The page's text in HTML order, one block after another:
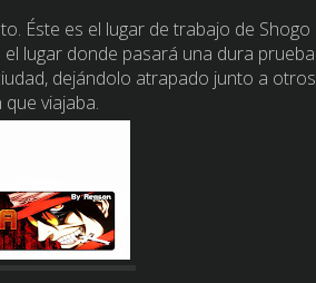
Éste es el lugar de trabajo de Shogo
lugar donde pasará una dura prueba
dejándolo atrapado junto a otros
viajaba.